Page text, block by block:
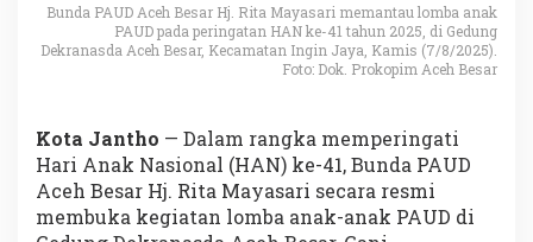
Bunda PAUD Aceh Besar Hj. Rita Mayasari memantau lomba anak
PAUD pada peringatan HAN ke-41 tahun 2025, di Gedung
Dekranasda Aceh Besar, Kecamatan Ingin Jaya, Kamis (7/8/2025).
Foto: Dok. Prokopim Aceh Besar
Kota Jantho — Dalam rangka memperingati
Hari Anak Nasional (HAN) ke-41, Bunda PAUD
Aceh Besar Hj. Rita Mayasari secara resmi
membuka kegiatan lomba anak-anak PAUD di